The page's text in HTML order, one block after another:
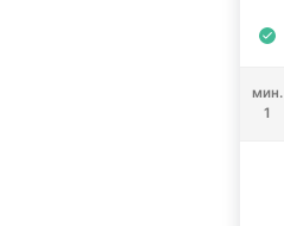
мин.
1